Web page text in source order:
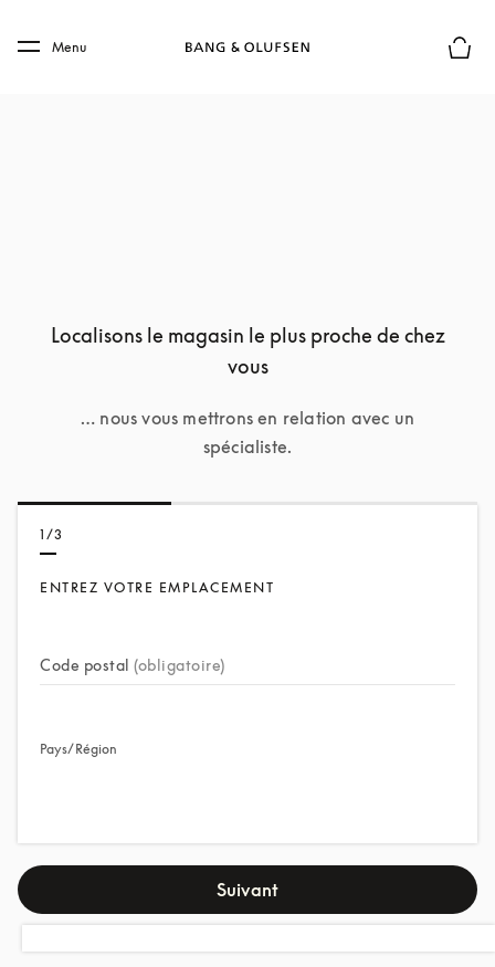
Skip to main footer
Menu
Localisons le magasin le plus proche de chez
vous
… nous vous mettrons en relation avec un
spécialiste.
1/3
ENTREZ VOTRE EMPLACEMENT
Code postal (obligatoire)
Pays/Région
Suivant